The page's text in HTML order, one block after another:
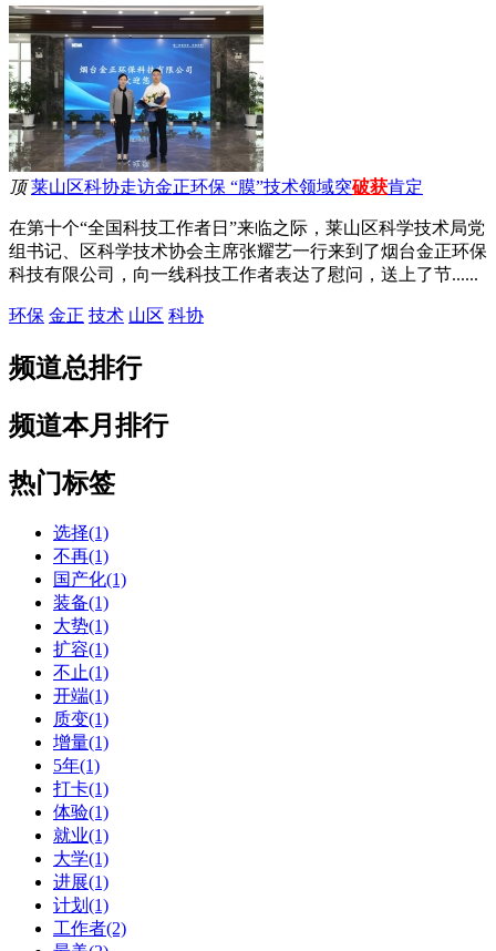
顶 莱山区科协走访金正环保 “膜”技术领域突破获肯定
在第十个“全国科技工作者日”来临之际，莱山区科学技术局党
组书记、区科学技术协会主席张耀艺一行来到了烟台金正环保
科技有限公司，向一线科技工作者表达了慰问，送上了节......
环保 金正 技术 山区 科协
频道总排行
频道本月排行
热门标签
选择(1)
不再(1)
国产化(1)
装备(1)
大势(1)
扩容(1)
不止(1)
开端(1)
质变(1)
增量(1)
5年(1)
打卡(1)
体验(1)
就业(1)
大学(1)
进展(1)
计划(1)
工作者(2)